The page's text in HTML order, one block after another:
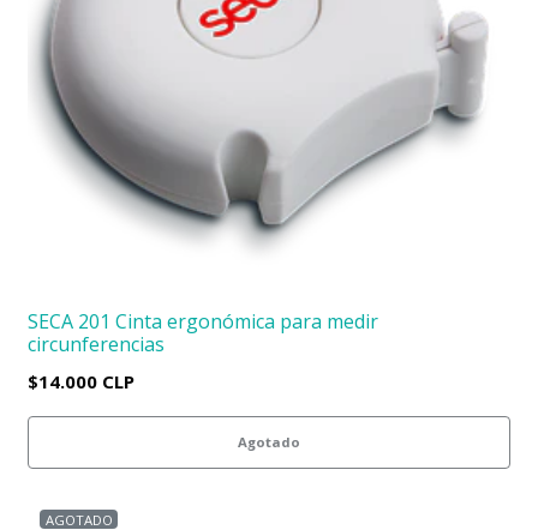
SECA 201 Cinta ergonómica para medir
circunferencias
$14.000 CLP
Agotado
AGOTADO